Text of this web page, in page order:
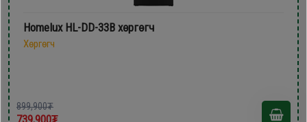
Homelux HL-DD-33B хөргөгч
Хөргөгч
899,900₮
739,900₮